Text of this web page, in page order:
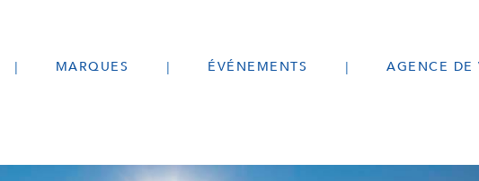
MARQUES ÉVÉNEMENTS AGENCE DE